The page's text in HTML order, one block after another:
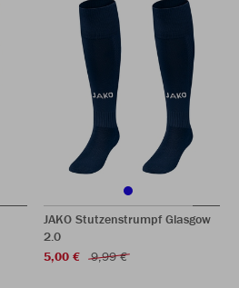
JAKO Stutzenstrumpf Glasgow
2.0
5,00 €
9,99 €